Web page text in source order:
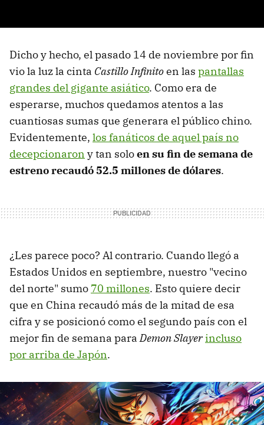
Dicho y hecho, el pasado 14 de noviembre por fin
vio la luz la cinta Castillo Infinitoen las pantallas
grandes del gigante asiático. Como era de
esperarse, muchos quedamos atentos a las
cuantiosas sumas que generara el público chino.
Evidentemente, los fanáticos de aquel país no
decepcionaron y tan soloen su fin de semana de
estreno recaudó52.5 millones de dólares.
¿Les parece poco? Al contrario. Cuando llegó a
Estados Unidos en septiembre, nuestro "vecino
del norte" sumo 70 millones. Esto quiere decir
que en China recaudó más de la mitad de esa
cifra y se posicionó como el segundo país con el
mejor fin de semana paraDemon Slayerincluso
por arriba de Japón.